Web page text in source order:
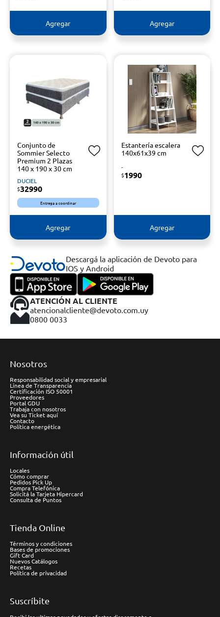
Agregar Agregar
Conjunto de
Sommier Selecto
Premium 2 Plazas
140 x 190 x 30 cm
DUCIEL
$32990
Entrega a coordinar
Agregar
Estantería escalera
140x61x39 cm
-
$1990
Agregar
Descargá la aplicación de Devoto para
IOS y Android
ATENCIÓN AL CLIENTE
atencionalcliente@devoto.com.uy
0800 0033
Nosotros
Responsabilidad social y empresarial
Línea de Transparencia
Certificación ISO 50001
Proveedores
Portal GDU
Trabaja con nosotros
Vea su Ticket aquí
Contacto
Política energética
Información útil
Locales
Cómo comprar
Pedidos Pick Up
Compra Telefónica
Solicitá la Tarjeta Hipercard
Consulta de Puntos
Tienda Online
Términos y condiciones
Bases de promociones
Gift Card
Nuevos Catálogos
Recetas
Política de privacidad
Suscríbite